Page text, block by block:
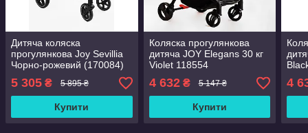
Дитяча коляска
прогулянкова Joy Sevillia
Чорно-рожевий (170084)
5 305 ₴ 5 895 ₴
Купити
Коляска прогулянкова
дитяча JOY Elegans 30 кг
Violet 118554
4 632₴ 5 147 ₴
Купити
4